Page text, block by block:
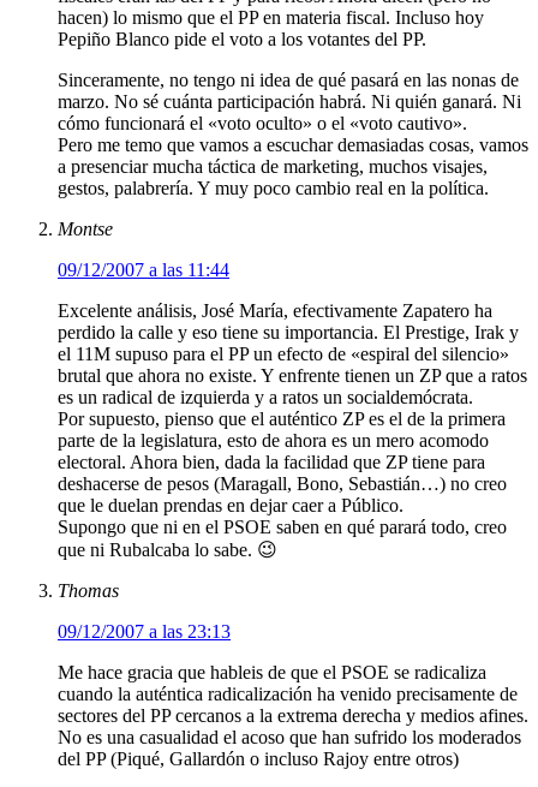
hacen) lo mismo que el PP en materia fiscal. Incluso hoy
Pepiño Blanco pide el voto a los votantes del PP.
Sinceramente, no tengo ni idea de qué pasará en las nonas de
marzo. No sé cuánta participación habrá. Ni quién ganará. Ni
cómo funcionará el «voto oculto» o el «voto cautivo».
Pero me temo que vamos a escuchar demasiadas cosas, vamos
a presenciar mucha táctica de marketing, muchos visajes,
gestos, palabrería. Y muy poco cambio real en la política.
Montse
09/12/2007 a las 11:44
Excelente análisis, José María, efectivamente Zapatero ha
perdido la calle y eso tiene su importancia. El Prestige, Irak y
el 11M supuso para el PP un efecto de «espiral del silencio»
brutal que ahora no existe. Y enfrente tienen un ZP que a ratos
es un radical de izquierda y a ratos un socialdemócrata.
Por supuesto, pienso que el auténtico ZP es el de la primera
parte de la legislatura, esto de ahora es un mero acomodo
electoral. Ahora bien, dada la facilidad que ZP tiene para
deshacerse de pesos (Maragall, Bono, Sebastián…) no creo
que le duelan prendas en dejar caer a Público.
Supongo que ni en el PSOE saben en qué parará todo, creo
que ni Rubalcaba lo sabe. 😉
Thomas
09/12/2007 a las 23:13
Me hace gracia que hableis de que el PSOE se radicaliza
cuando la auténtica radicalización ha venido precisamente de
sectores del PP cercanos a la extrema derecha y medios afines.
No es una casualidad el acoso que han sufrido los moderados
del PP (Piqué, Gallardón o incluso Rajoy entre otros)